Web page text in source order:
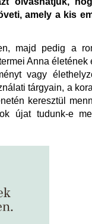
amely a kis
majd pedig a
Anna életének
vagy
tárgyain, a
keresztül
újat tudunk-e